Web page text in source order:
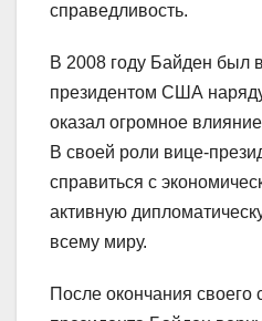
справедливость.
В 2008 году Байден был
президентом США
оказал огромное
В своей роли вице-
справиться с
активную
всему миру.
После окончания своего